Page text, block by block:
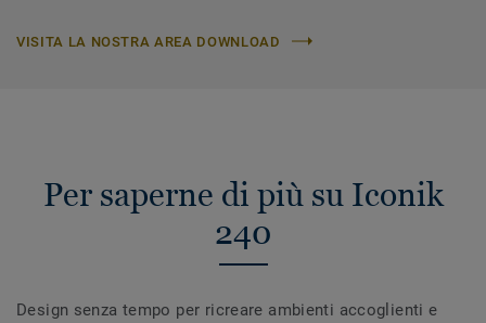
VISITA LA NOSTRA AREA DOWNLOAD
Per saperne di più su Iconik
240
Design senza tempo per ricreare ambienti accoglienti e